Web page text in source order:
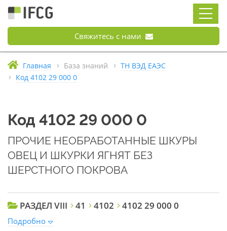
Свяжитесь с нами
Главная База знаний
ТН ВЭД ЕАЭС
Код 4102 29 000 0
Код 4102 29 000 0
ПРОЧИЕ НЕОБРАБОТАННЫЕ ШКУРЫ
ОВЕЦ И ШКУРКИ ЯГНЯТ БЕЗ
ШЕРСТНОГО ПОКРОВА
РАЗДЕЛ VIII 41 4102 4102 29 000 0
Подробно